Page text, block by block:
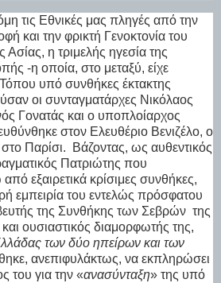
τις Εθνικές μας πληγές από την
και την φρικτή Γενοκτονία του
η τριμελής ηγεσία της
-η οποία, στο μεταξύ, είχε
Τόπου υπό συνθήκες έκτακτης
οι συνταγματάρχες Νικόλαος
Γονατάς και ο υποπλοίαρχος
στον Ελευθέριο Βενιζέλο, ο
Παρίσι.
Βάζοντας, ως αυθεντικός
Πατριώτης που
εξαιρετικά κρίσιμες συνθήκες,
εμπειρία του εντελώς πρόσφατου
της Συνθήκης των Σεβρών της
ουσιαστικός διαμορφωτής της,
των δύο ηπείρων και των
ανεπιφυλάκτως, να εκπληρώσει
του για την «ανασύνταξη» της υπό